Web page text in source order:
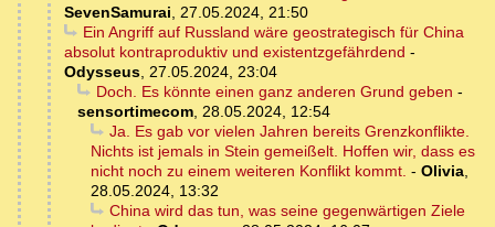
SevenSamurai, 27.05.2024, 21:50
Ein Angriff auf Russland wäre geostrategisch für China
absolut kontraproduktiv und existentzgefährdend -
Odysseus, 27.05.2024, 23:04
Doch. Es könnte einen ganz anderen Grund geben -
sensortimecom, 28.05.2024, 12:54
Ja. Es gab vor vielen Jahren bereits Grenzkonflikte.
Nichts ist jemals in Stein gemeißelt. Hoffen wir, dass es
nicht noch zu einem weiteren Konflikt kommt. - Olivia,
28.05.2024, 13:32
China wird das tun, was seine gegenwärtigen Ziele